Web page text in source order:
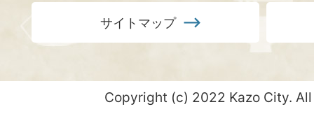
サイトマップ
Copyright (c) 2022 Kazo City.